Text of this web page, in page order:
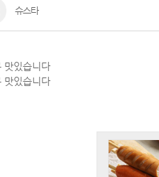
슈스타
맛있습니다
맛있습니다